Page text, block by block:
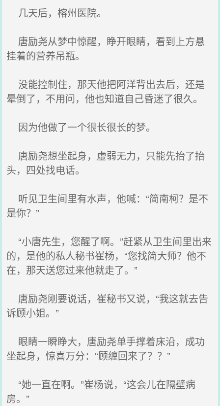
几天后，榕州医院。
唐励尧从梦中惊醒，睁开眼睛，看到上方悬
挂着的营养吊瓶。
没能控制住，那天他把阿洋背出去后，还是
晕倒了，不用问，他也知道自己昏迷了很久。
因为他做了一个很长很长的梦。
唐励尧想坐起身，虚弱无力，只能先抬了抬
头，四处找电话。
听见卫生间里有水声，他喊：“简南柯？是不
是你？”
“小唐先生，您醒了啊。”赶紧从卫生间里出来
的，是他的私人秘书崔杨，“您找简大师？他不
在，那天送您过来他就走了。”
唐励尧刚要说话，崔秘书又说，“我这就去告
诉顾小姐。”
眼睛一瞬睁大，唐励尧单手撑着床沿，成功
坐起身，惊喜万分：“顾缠回来了？？”
“她一直在啊。”崔杨说，“这会儿在隔壁病
房。”